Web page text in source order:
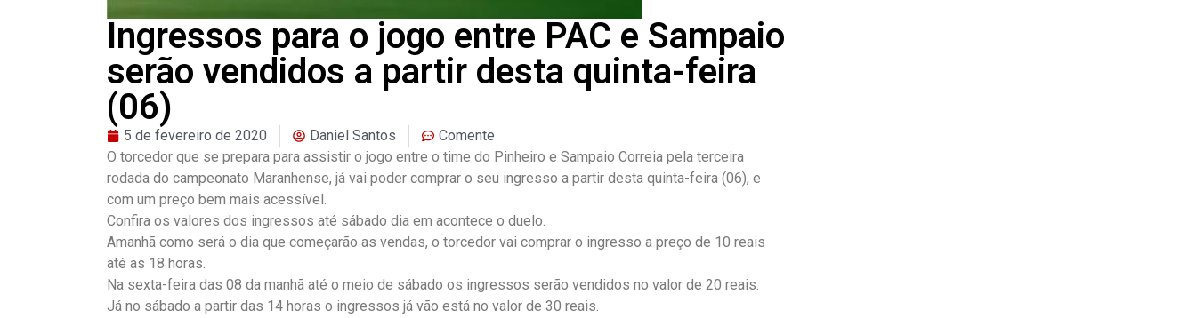
Ingressos para o jogo entre PAC e Sampaio
serão vendidos a partir desta quinta-feira
(06)
5 de fevereiro de 2020 Daniel Santos
Comente
O torcedor que se prepara para assistir o jogo entre o time do Pinheiro e Sampaio Correia pela terceira
rodada do campeonato Maranhense, já vai poder comprar o seu ingresso a partir desta quinta-feira (06), e
com um preço bem mais acessível.
Confira os valores dos ingressos até sábado dia em acontece o duelo.
Amanhã como será o dia que começarão as vendas, o torcedor vai comprar o ingresso a preço de 10 reais
até as 18 horas.
Na sexta-feira das 08 da manhã até o meio de sábado os ingressos serão vendidos no valor de 20 reais.
Já no sábado a partir das 14 horas o ingressos já vão está no valor de 30 reais.